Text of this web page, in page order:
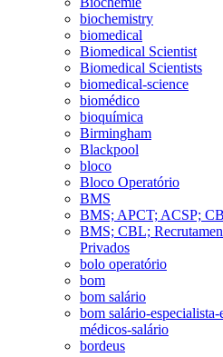
biochemistry
biomedical
Biomedical Scientist
Biomedical Scientists
biomedical-science
biomédico
bioquímica
Birmingham
Blackpool
bloco
Bloco Operatório
BMS
BMS; APCT; ACSP;
BMS; CBL;
Privados
bolo operatório
bom
bom salário
bom salário-
médicos-salário
bordeus